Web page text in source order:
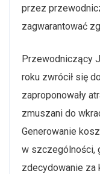
przez
zagwarantować
Przewodniczący
roku zwrócił się
zaproponowały
zmuszani do
Generowanie
w szczególności,
zdecydowanie za